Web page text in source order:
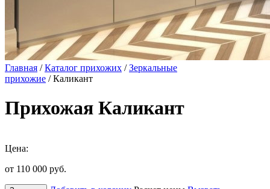
Главная /Каталог прихожих /Зеркальные
прихожие / Каликант
Прихожая Каликант
Цена:
от 110 000 руб.